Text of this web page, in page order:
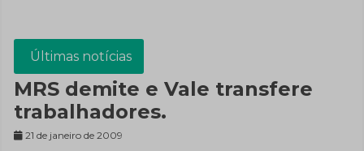
Últimas notícias
MRS demite e Vale transfere
trabalhadores.
21 de janeiro de 2009